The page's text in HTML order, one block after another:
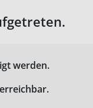
werden.